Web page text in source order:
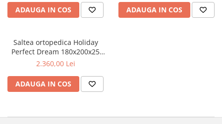
medie
ADAUGA IN COS
detasabila, fermitate medie
ADAUGA IN COS
Saltea ortopedica Holiday
Perfect Dream 180x200x25
cm, arcuri pocket, 7 zone
detasabila, fermitate medie
2.360,00 Lei
ADAUGA IN COS